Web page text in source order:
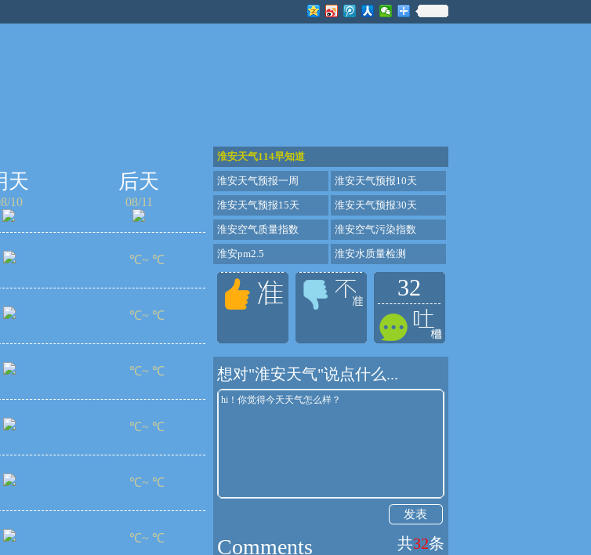
天
10
后天
08/11
℃~ ℃
℃~ ℃
℃~ ℃
℃~ ℃
℃~ ℃
℃~ ℃
淮安天气114早知道
淮安天气预报一周 淮安天气预报10天
淮安天气预报15天 淮安天气预报30天
淮安空气质量指数 淮安空气污染指数
淮安pm2.5 淮安水质量检测
32
想对"淮安天气"说点什么...
发表
Comments 共32条